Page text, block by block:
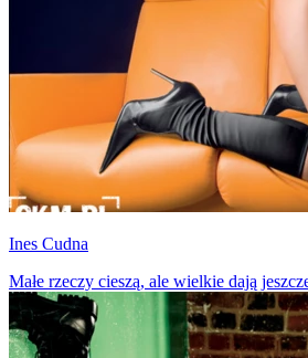
Ines Cudna
Małe rzeczy cieszą, ale wielkie dają